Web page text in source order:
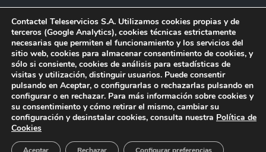
info@contactel.es
© 2017 Contactel Teleservicios SA. Todos los derechos
reservados.
cookies
Canal interno de información
Contactel Teleservicios S.A. Utilizamos cookies propias y de
terceros (Google Analytics), cookies técnicas estrictamente
necesarias que permiten el funcionamiento y los servicios del
sitio web, cookies para almacenar consentimiento de cookies, y
sólo si consiente, cookies de análisis para estadísticas de
visitas y utilización, distinguir usuarios. Puede consentir
pulsando en Aceptar, o configurarlas o rechazarlas pulsando en
configurar o en rechazar. Para más información sobre cookies y
su consentimiento y cómo retirar el mismo, cambiar su
configuración y desinstalar cookies, consulta nuestra Política de
Cookies